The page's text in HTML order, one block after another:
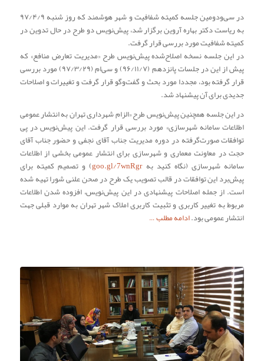
در سی‌ودومین جلسه کمیته شفافیت و شهر هوشمند که روز شنبه ۹۷/۴/۹
به ریاست دکتر بهاره آروین برگزار شد، پیش‌نویس دو طرح در حال تدوین در
کمیته شفافیت مورد بررسی قرار گرفت.
در این جلسه نسخه اصلاح‌شده پیش‌نویس طرح «مدیریت تعارض منافع» که
پیش از این در جلسات پانزدهم (۹۶/۱۱/۷) و سی‌ام (۹۷/۳/۲۹) مورد بررسی
قرار گرفته بود، مجددا مورد بحث و گفت‌وگو قرار گرفت و تغییرات و اصلاحات
جدیدی برای آن پیشنهاد شد.
در این جلسه همچنین پیش‌نویس طرح «الزام شهرداری تهران به انتشار عمومی
اطلاعات سامانه شهرسازی» مورد بررسی قرار گرفت. این پیش‌نویس در پی
توافقات صورت‌گرفته در دوره مدیریت جناب آقای نجفی و حضور جناب آقای
حجت در معاونت معماری و شهرسازی برای انتشار عمومی بخشی از اطلاعات
سامانه شهرسازی (نگاه کنید بهgoo.gl/7wnRgr) و تصمیم کمیته برای
پیش‌برد این توافقات در قالب تصویب یک طرح در صحن علنی شورا تهیه شده
است. از جمله اصلاحات پیشنهادی در این پیش‌نویس، افزوده شدن اطلاعات
مربوط به تغییر کاربری و تثبیت کاربری املاک شهر تهران به موارد قبلی جهت
انتشار عمومی بود.ادامه مطلب …